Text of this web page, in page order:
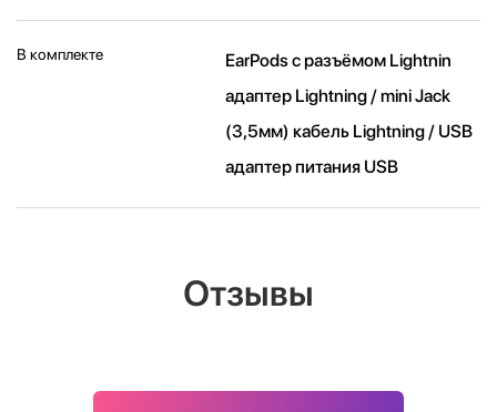
В комплекте
EarPods с разъёмом Lightnin
адаптер Lightning / mini Jack
(3,5мм) кабель Lightning / USB
адаптер питания USB
Отзывы